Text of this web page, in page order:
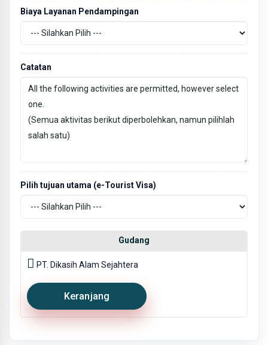
Biaya Layanan Pendampingan
Catatan
Pilih tujuan utama (e-Tourist Visa)
Gudang
PT. Dikasih Alam Sejahtera
Keranjang